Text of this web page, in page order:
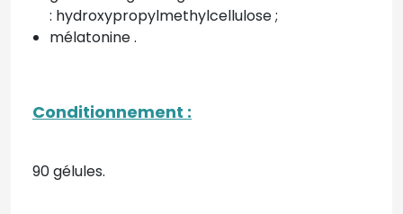
: hydroxypropylmethylcellulose ;
mélatonine .
Conditionnement :
90 gélules.